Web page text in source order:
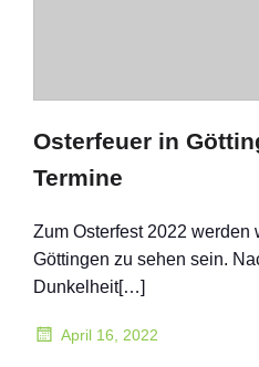
Osterfeuer in
Termine
Zum Osterfest 2022 werden
Göttingen zu sehen sein.
Dunkelheit[…]
April 16, 2022